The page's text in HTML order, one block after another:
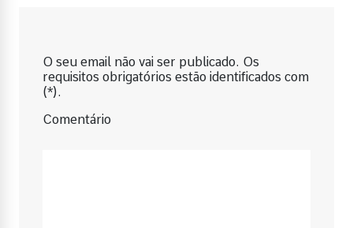
O seu email não vai ser publicado. Os
requisitos obrigatórios estão identificados com
(*).
Comentário